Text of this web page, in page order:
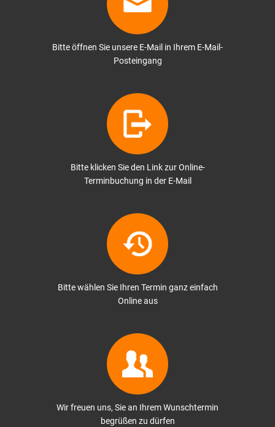
Bitte öffnen Sie unsere E-Mail in Ihrem E-Mail-
Posteingang
Bitte klicken Sie den Link zur Online-
Terminbuchung in der E-Mail
Bitte wählen Sie Ihren Termin ganz einfach
Online aus
Wir freuen uns, Sie an Ihrem Wunschtermin
begrüßen zu dürfen